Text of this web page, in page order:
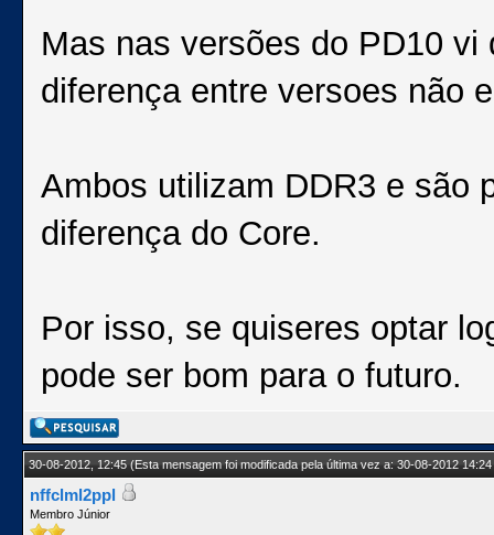
Mas nas versões do PD10
diferença entre versoes não
Ambos utilizam DDR3 e são
diferença do Core.
Por isso, se quiseres optar
pode ser bom para o futuro.
30-08-2012, 12:45(Esta mensagem foi modificada pela última vez a: 30-08-2012
nffclml2ppl
Membro Júnior